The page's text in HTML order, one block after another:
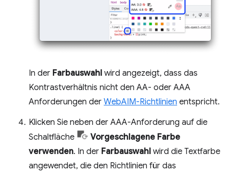
In der Farbauswahl wird angezeigt, dass das
Kontrastverhältnis nicht den AA- oder AAA
Anforderungen der WebAIM-Richtlinien entspricht.
Klicken Sie neben der AAA-Anforderung auf die
Schaltfläche
Vorgeschlagene Farbe
verwenden. In der Farbauswahl wird die Textfarbe
angewendet, die den Richtlinien für das